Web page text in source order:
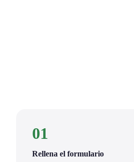
01
Rellena el formulario